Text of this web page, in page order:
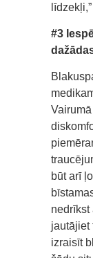
#3
būt arī
nedrīkst
jautājiet
izraisīt